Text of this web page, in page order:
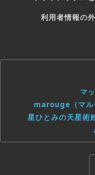
利用者情報の
マ
marouge（マル
星ひとみの天星術